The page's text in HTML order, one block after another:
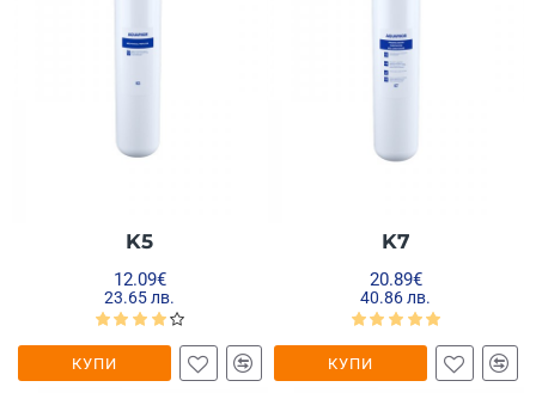
K5
12.09€
23.65 лв.
КУПИ
K7
20.89€
40.86 лв.
КУПИ